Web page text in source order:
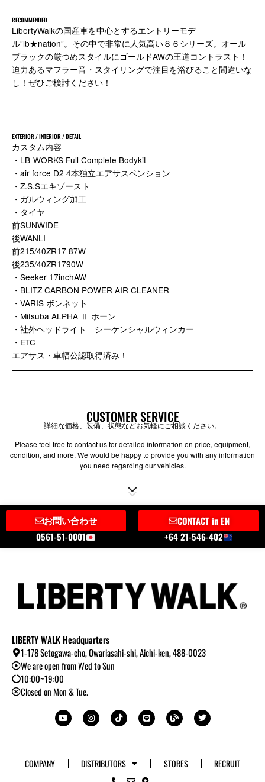
RECOMMENDED
LibertyWalkの国産車を中心とするエントリーモデ
ル”lb★nation”。その中で非常に人気高い８６シリーズ。オール
ブラックの厳つめスタイルにゴールドAWの王道コントラスト！
迫力あるマフラー音・スタイリングで注目を浴びること間違いな
し！ぜひご検討ください！
EXTERIOR / INTERIOR / DETAIL
カスタム内容
・LB-WORKS Full Complete Bodykit
・air force D2 4本独立エアサスペンション
・Z.S.Sエキゾースト
・ガルウィング加工
・タイヤ
前SUNWIDE
後WANLI
前215/40ZR17 87W
後235/40ZR1790W
・Seeker 17inchAW
・BLITZ CARBON POWER AIR CLEANER
・VARIS ボンネット
・Mitsuba ALPHA Ⅱ ホーン
・社外ヘッドライト シーケンシャルウィンカー
・ETC
エアサス・車幅公認取得済み！
CUSTOMER SERVICE
詳細な価格、装備、状態などお気軽にご相談ください。
Please feel free to contact us for detailed information on price, equipment,
condition, and more. We would be happy to provide you with any information
you need regarding our vehicles.
お問い合わせ
0561-51-0001
CONTACT in EN
+64 21-546-402
LIBERTY WALK Headquarters
1-178 Setogawa-cho, Owariasahi-shi, Aichi-ken, 488-0023
We are open from Wed to Sun
10:00~19:00
Closed on Mon & Tue.
o
u
t
n
s
t
a
m
i
k
t
i
n
e
l
o
g
w
i
t
COMPANY DISTRIBUTORS STORES RECRUIT